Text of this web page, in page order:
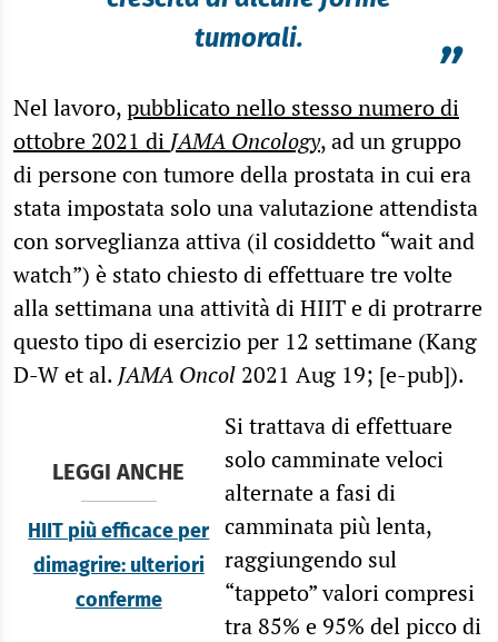
tumorali.
”
Nel lavoro,pubblicato nello stesso numero di
ottobre 2021 di JAMA Oncology, ad un gruppo
di persone con tumore della prostata in cui era
stata impostata solo una valutazione attendista
con sorveglianza attiva (il cosiddetto “wait and
watch”) è stato chiesto di effettuare tre volte
alla settimana una attività di HIIT e di protrarre
questo tipo di esercizio per 12 settimane (Kang
D-W et al. JAMA Oncol 2021 Aug 19; [e-pub]).
LEGGI ANCHE
HIIT più efficace per
dimagrire: ulteriori
conferme
Si trattava di effettuare
solo camminate veloci
alternate a fasi di
camminata più lenta,
raggiungendo sul
“tappeto” valori compresi
tra 85% e 95% del picco di